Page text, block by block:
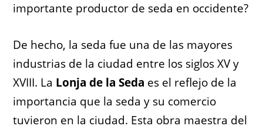
importante productor de seda en occidente?
De hecho, la seda fue una de las mayores
industrias de la ciudad entre los siglos XV y
XVIII. La Lonja de la Seda es el reflejo de la
importancia que la seda y su comercio
tuvieron en la ciudad. Esta obra maestra del